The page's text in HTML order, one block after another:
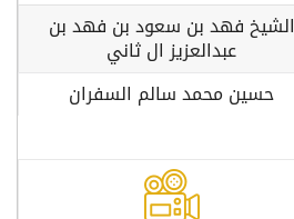
الشيخ فهد بن سعود بن فهد بن
عبدالعزيز ال ثاني
حسين محمد سالم السفران